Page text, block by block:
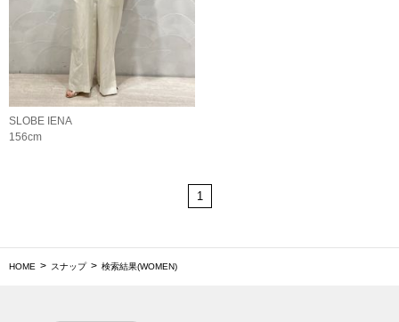
SLOBE IENA
156cm
1
HOME スナップ 検索結果(WOMEN)